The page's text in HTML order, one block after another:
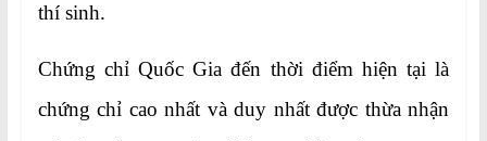
thí sinh.
Chứng chỉ Quốc Gia đến thời điểm hiện tại là
chứng chỉ cao nhất và duy nhất được thừa nhận